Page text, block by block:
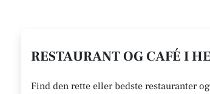
RESTAURANT OG CAFÉ I
Find den rette eller bedste restauranter